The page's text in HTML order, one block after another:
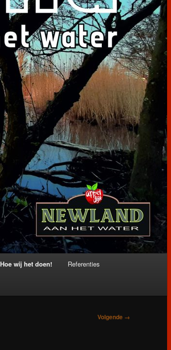
Hoe wij het doen! Referenties
Volgende →